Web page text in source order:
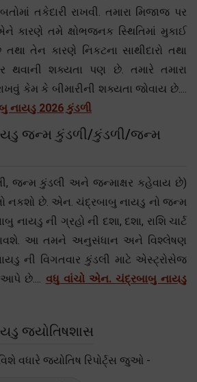
તકેદારી રાખવી. તમારા મિજાજ પર
કારણે તમે ક્ષોભજનક સ્થિતિમાં મુકાઈ
તેન કારણે નિકટના સાથીદારો તથા
થવાની શક્યતા પણ છે. તમારે તમારા
કેમ કે બીમારીની શક્યતા જોવાય છે....
નાયડુ 2026 કુંડળી
જન્મ કુંડળી/કુંડળી/જન્મ
જન્મ કુંડલી અને જન્માક્ષર કહેવાય છે)
નકશો છે. એન. ચંદ્રબાબુ નાયડુ નો જન્મ
નાયડુ ની ગ્રહો ની દશા, દશા, રાશિ ચાર્ટ
આ તમને અનુસંધાન અને વિશ્લેષણ
ની વિગતવાર કુંડલી માટે એસ્ટ્રોસેજ
આપે છે.... વધુ વાંચો એન. ચંદ્રબાબુ નાયડુ
જ્યોતિષશાસ
વધારે જ્યોતિષ રિપોર્ટ્સ જુઓ -